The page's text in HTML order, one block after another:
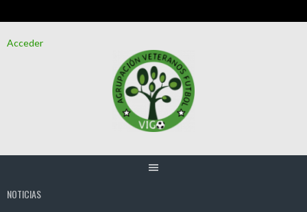
alAcceder
NOTICIAS